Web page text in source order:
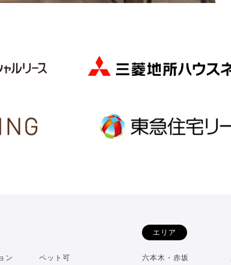
ン ペット可
エリア
六本木・赤坂